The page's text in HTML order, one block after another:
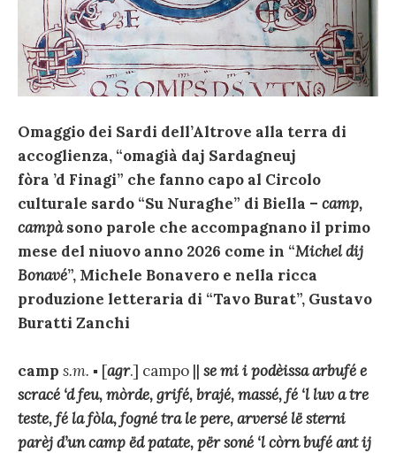
Omaggio dei Sardi dell’Altrove alla terra di
accoglienza, “omagià daj Sardagneuj
fòra ’d Finagi” che fanno capo al Circolo
culturale sardo “Su Nuraghe” di Biella – camp,
campàsono parole che accompagnano il primo
mese del niuovo anno 2026 come in “Michel dij
Bonavé”, Michele Bonavero e nella ricca
produzione letteraria di “Tavo Burat”, Gustavo
Buratti Zanchi
camp s.m. ▪ [agr.] campo || se mi i podèissa arbufé e
scracé ‘d feu, mòrde, grifé, brajé, massé, fé ‘l luv a tre
teste, fé la fòla, fogné tra le pere, arversé lë sterni
parèj d’un camp ëd patate, për soné ‘l còrn bufé ant ij